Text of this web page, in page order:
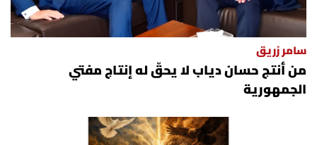
الرياضة
منوّعات
حظّك اليوم
سامر زريق
من أنتج حسان دياب لا يحقّ له إنتاج مفتي
الجمهورية